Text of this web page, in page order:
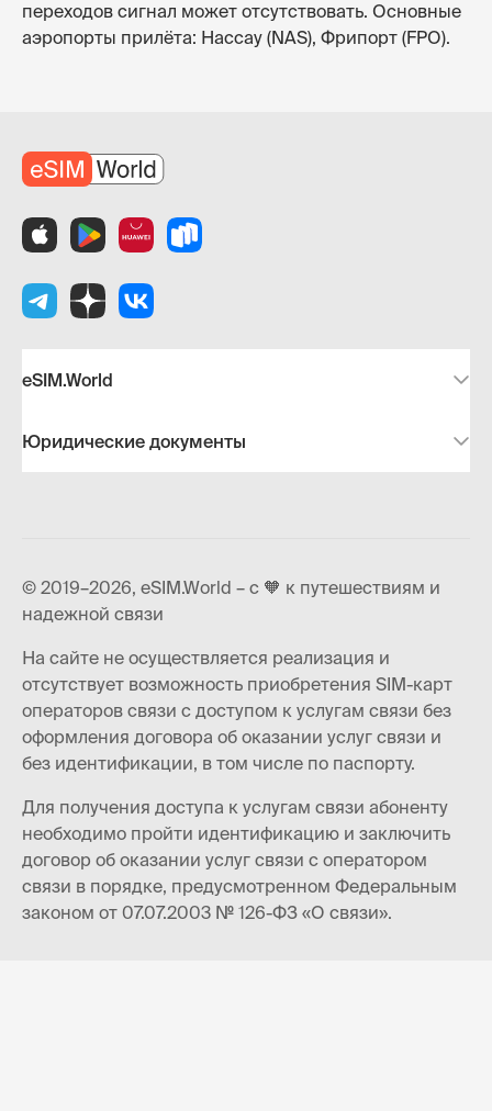
переходов сигнал может отсутствовать. Основные
аэропорты прилёта: Нассау (NAS), Фрипорт (FPO).
eSIM.World
Юридические документы
© 2019–2026, eSIM.World – с 🧡 к путешествиям и
надежной связи
На сайте не осуществляется реализация и
отсутствует возможность приобретения SIM-карт
операторов связи с доступом к услугам связи без
оформления договора об оказании услуг связи и
без идентификации, в том числе по паспорту.
Для получения доступа к услугам связи абоненту
необходимо пройти идентификацию и заключить
договор об оказании услуг связи с оператором
связи в порядке, предусмотренном Федеральным
законом от 07.07.2003 № 126-ФЗ «О связи».